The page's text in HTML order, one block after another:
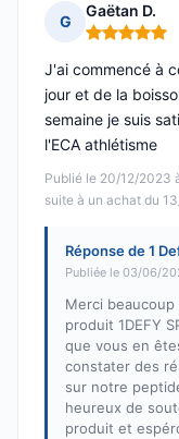
G
Gaëtan D.
Note : 5 sur 5
Publié le 20/12/2023
suite à un achat du
J'ai commencé à
jour et de la
semaine je suis
l'ECA athlétisme
Réponse de 1
Publiée le 03/06/
Merci
produit 1DEFY
que vous en
constater des
sur notre
heureux de
produit et